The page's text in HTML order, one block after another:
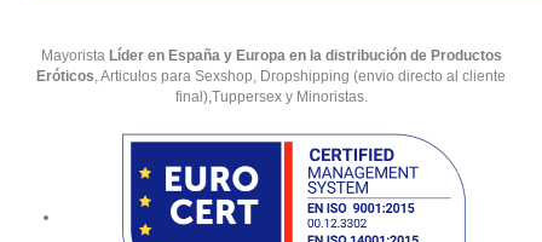
Mayorista Líder en España y Europa en la distribución de Productos
Eróticos, Articulos para Sexshop, Dropshipping (envio directo al cliente
final),Tuppersex y Minoristas.